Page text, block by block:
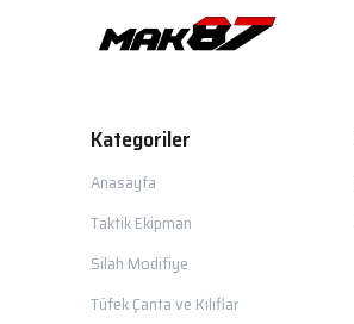
Kategoriler
Anasayfa
Taktik Ekipman
Silah Modifiye
Tüfek Çanta ve Kılıflar